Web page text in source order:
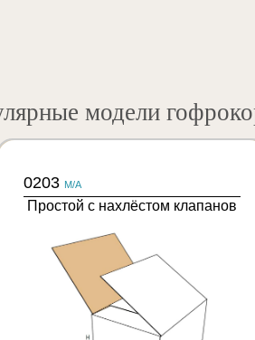
модели
0203 M/A
Простой с нахлёстом клапанов